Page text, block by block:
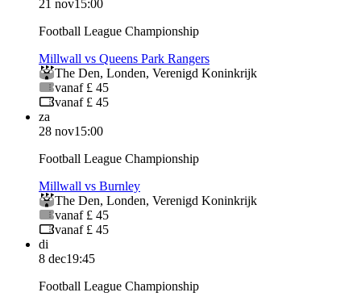
21 nov15:00
Football League Championship
Millwall vs Queens Park Rangers
The Den, Londen, Verenigd Koninkrijk
vanaf £ 45
vanaf £ 45
za
28 nov15:00
Football League Championship
Millwall vs Burnley
The Den, Londen, Verenigd Koninkrijk
vanaf £ 45
vanaf £ 45
di
8 dec19:45
Football League Championship